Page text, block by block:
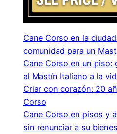
Cane Corso en la
comunidad para un
Cane Corso en un piso:
al Mastín Italiano a la
Criar con corazón: 20
Corso
Cane Corso en pisos y
sin renunciar a su